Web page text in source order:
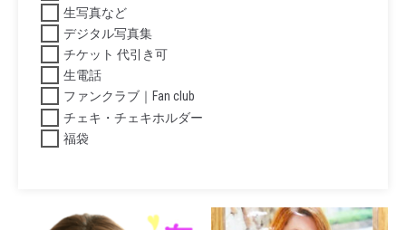
生写真など
デジタル写真集
チケット 代引き可
生電話
ファンクラブ｜Fan club
チェキ・チェキホルダー
福袋